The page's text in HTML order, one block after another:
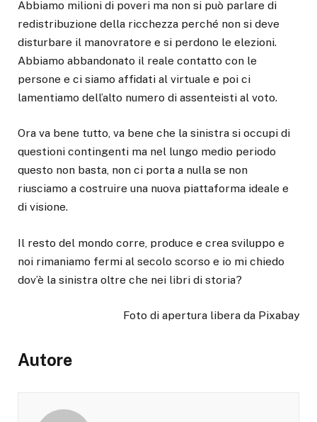
Abbiamo milioni di poveri ma non si può parlare di
redistribuzione della ricchezza perché non si deve
disturbare il manovratore e si perdono le elezioni.
Abbiamo abbandonato il reale contatto con le
persone e ci siamo affidati al virtuale e poi ci
lamentiamo dell’alto numero di assenteisti al voto.
Ora va bene tutto, va bene che la sinistra si occupi di
questioni contingenti ma nel lungo medio periodo
questo non basta, non ci porta a nulla se non
riusciamo a costruire una nuova piattaforma ideale e
di visione.
Il resto del mondo corre, produce e crea sviluppo e
noi rimaniamo fermi al secolo scorso e io mi chiedo
dov’è la sinistra oltre che nei libri di storia?
Foto di apertura libera da Pixabay
Autore